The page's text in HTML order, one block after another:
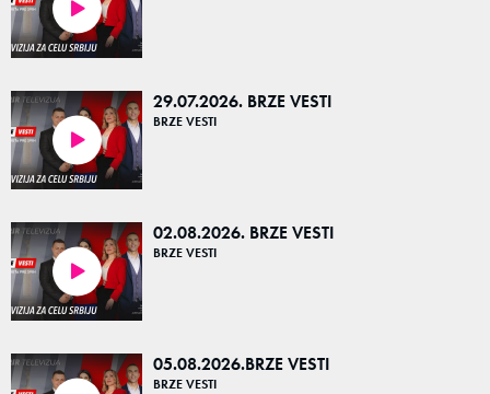
29.07.2026. BRZE VESTI
BRZE VESTI
02.08.2026. BRZE VESTI
BRZE VESTI
05.08.2026.BRZE VESTI
BRZE VESTI